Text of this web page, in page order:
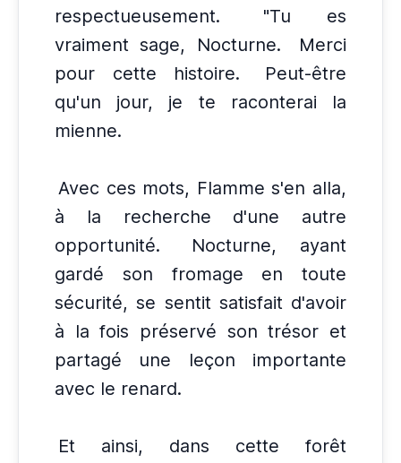
respectueusement.
"Tu es
vraiment sage, Nocturne.
Merci
pour cette histoire.
Peut-être
qu'un jour, je te raconterai la
mienne.
Avec ces mots, Flamme s'en alla,
à la recherche d'une autre
opportunité.
Nocturne, ayant
gardé son fromage en toute
sécurité, se sentit satisfait d'avoir
à la fois préservé son trésor et
partagé une leçon importante
avec le renard.
Et ainsi, dans cette forêt